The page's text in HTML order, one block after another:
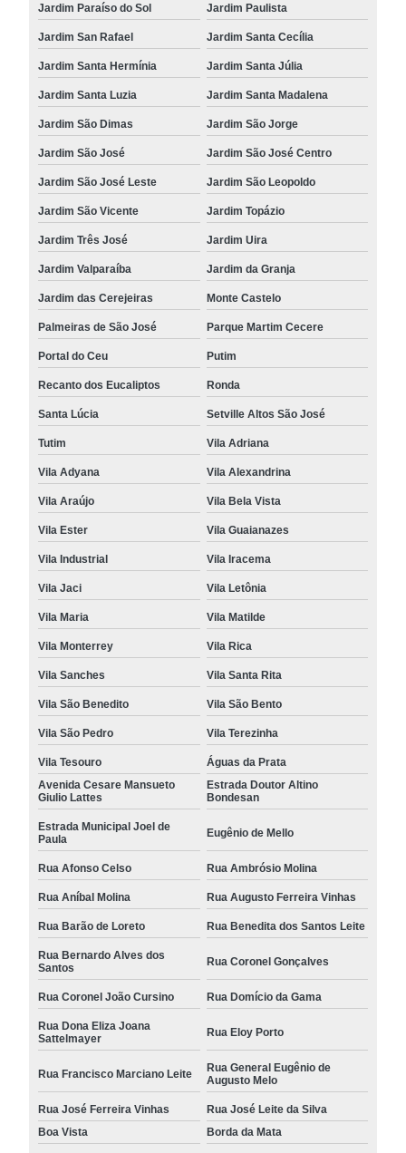
Jardim Paraíso do Sol Jardim Paulista
Jardim San Rafael Jardim Santa Cecília
Jardim Santa Hermínia Jardim Santa Júlia
Jardim Santa Luzia Jardim Santa Madalena
Jardim São Dimas Jardim São Jorge
Jardim São José Jardim São José Centro
Jardim São José Leste Jardim São Leopoldo
Jardim São Vicente Jardim Topázio
Jardim Três José Jardim Uira
Jardim Valparaíba Jardim da Granja
Jardim das Cerejeiras Monte Castelo
Palmeiras de São José Parque Martim Cecere
Portal do Ceu Putim
Recanto dos Eucaliptos Ronda
Santa Lúcia Setville Altos São José
Tutim Vila Adriana
Vila Adyana Vila Alexandrina
Vila Araújo Vila Bela Vista
Vila Ester Vila Guaianazes
Vila Industrial Vila Iracema
Vila Jaci Vila Letônia
Vila Maria Vila Matilde
Vila Monterrey Vila Rica
Vila Sanches Vila Santa Rita
Vila São Benedito Vila São Bento
Vila São Pedro Vila Terezinha
Vila Tesouro
Águas da Prata
Avenida Cesare Mansueto
Giulio Lattes
Estrada Doutor Altino
Bondesan
Estrada Municipal Joel de
Paula
Eugênio de Mello
Rua Afonso Celso Rua Ambrósio Molina
Rua Aníbal Molina Rua Augusto Ferreira Vinhas
Rua Barão de Loreto Rua Benedita dos Santos Leite
Rua Bernardo Alves dos
Santos
Rua Coronel Gonçalves
Rua Coronel João Cursino Rua Domício da Gama
Rua Dona Eliza Joana
Sattelmayer
Rua Eloy Porto
Rua Francisco Marciano Leite
Rua General Eugênio de
Augusto Melo
Rua José Ferreira Vinhas
Rua José Leite da Silva
Boa Vista
Borda da Mata